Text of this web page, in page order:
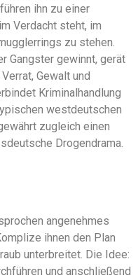
ihn zu einer
Verdacht steht, im
zu stehen.
Gangster gewinnt, gerät
Gewalt und
Kriminalhandlung
westdeutschen
zugleich einen
Drogendrama.
angenehmes
ihnen den Plan
unterbreitet. Die Idee:
und anschließend